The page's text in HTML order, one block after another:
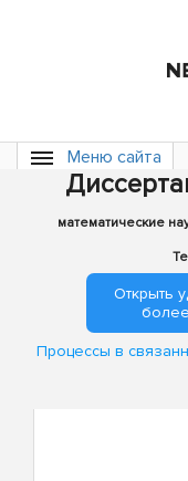
Меню сайта
математические
Открыть
Процессы в